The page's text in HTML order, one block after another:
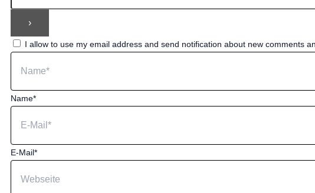
I allow to use my email address and send notification about new comments
Name*
E-Mail*